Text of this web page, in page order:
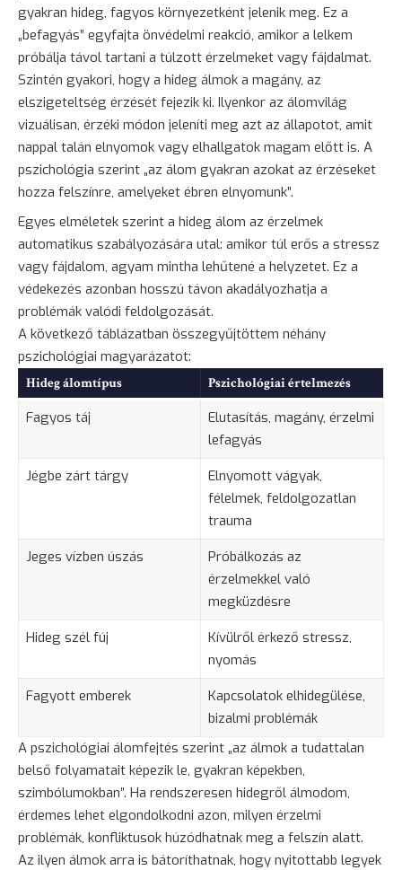
gyakran hideg, fagyos környezetként jelenik meg. Ez a
„befagyás” egyfajta önvédelmi reakció, amikor a lelkem
próbálja távol tartani a túlzott érzelmeket vagy fájdalmat.
Szintén gyakori, hogy a hideg álmok a magány, az
elszigeteltség érzését fejezik ki. Ilyenkor az álomvilág
vizuálisan, érzéki módon jeleníti meg azt az állapotot, amit
nappal talán elnyomok vagy elhallgatok magam előtt is. A
pszichológia szerint „az álom gyakran azokat az érzéseket
hozza felszínre, amelyeket ébren elnyomunk”.
Egyes elméletek szerint a hideg álom az érzelmek
automatikus szabályozására utal: amikor túl erős a stressz
vagy fájdalom, agyam mintha lehűtené a helyzetet. Ez a
védekezés azonban hosszú távon akadályozhatja a
problémák valódi feldolgozását.
A következő táblázatban összegyűjtöttem néhány
pszichológiai magyarázatot:
Hideg álomtípus Pszichológiai értelmezés
Fagyos táj
Elutasítás, magány, érzelmi
lefagyás
Jégbe zárt tárgy
Elnyomott vágyak,
félelmek, feldolgozatlan
trauma
Jeges vízben úszás
Próbálkozás az
érzelmekkel való
megküzdésre
Hideg szél fúj
Kívülről érkező stressz,
nyomás
Fagyott emberek
Kapcsolatok elhidegülése,
bizalmi problémák
A pszichológiai álomfejtés szerint „az álmok a tudattalan
belső folyamatait képezik le, gyakran képekben,
szimbólumokban”. Ha rendszeresen hidegről álmodom,
érdemes lehet elgondolkodni azon, milyen érzelmi
problémák, konfliktusok húzódhatnak meg a felszín alatt.
Az ilyen álmok arra is bátoríthatnak, hogy nyitottabb legyek